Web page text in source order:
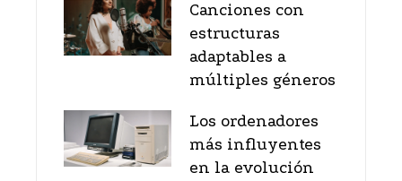
Canciones con
estructuras
adaptables a
múltiples géneros
Los ordenadores
más influyentes
en la evolución